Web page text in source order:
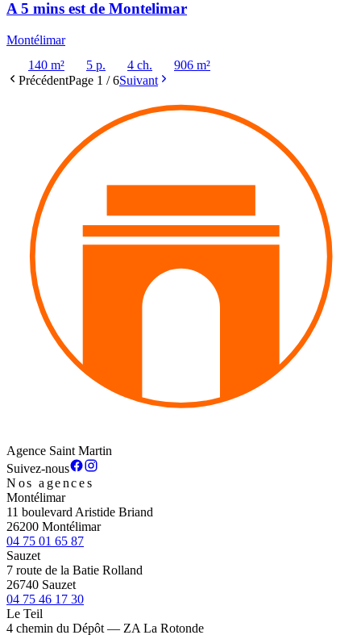
A 5 mins est de Montelimar
Montélimar
140 m²
5 p. 4 ch.
906 m²
PrécédentPage 1 /6Suivant
Agence Saint Martin
Suivez-nous
Nos agences
Montélimar
11 boulevard Aristide Briand
26200 Montélimar
04 75 01 65 87
Sauzet
7 route de la Batie Rolland
26740 Sauzet
04 75 46 17 30
Le Teil
4 chemin du Dépôt — ZA La Rotonde